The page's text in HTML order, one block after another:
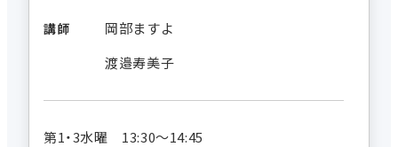
講師
岡部ますよ
渡邉寿美子
第1・3水曜 13:30～14:45